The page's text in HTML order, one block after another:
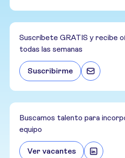
Suscríbete GRATIS y recibe
todas las semanas
Suscribirme
Buscamos talento para
equipo
Ver vacantes